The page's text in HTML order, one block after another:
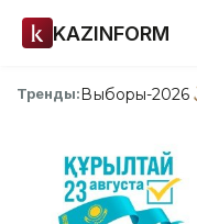
KAZINFORM
Тренды:Выборы-2026